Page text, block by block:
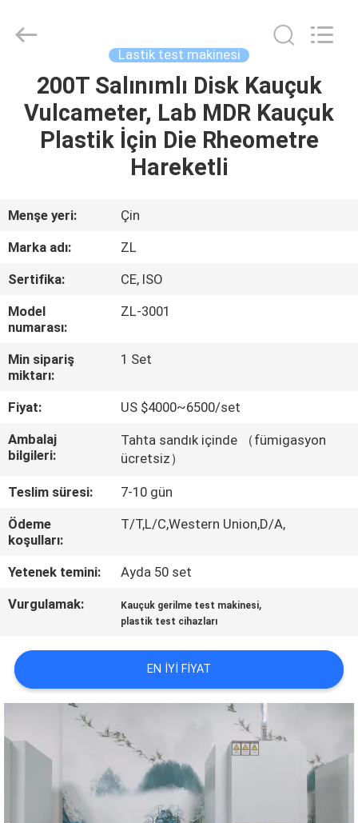
ÜRÜN:%
VİDEOLAR
FABRIKA
KALITE
KONTROL
ULAŞIN
HABERLER
BIR
ISTEĞI
VR
SHOW
SITEMAP
Technology
Lastik test makinesi
200T Salınımlı Disk Kauçuk
Vulcameter, Lab MDR Kauçuk
Plastik İçin Die Rheometre
Hareketli
Menşe yeri:
Çin
Marka adı:
ZL
Sertifika:
CE, ISO
Model
numarası:
ZL-3001
Min sipariş
miktarı:
1 Set
Fiyat:
US $4000~6500/set
Ambalaj
bilgileri:
Tahta sandık içinde （fümigasyon
ücretsiz）
Teslim süresi:
7-10 gün
Ödeme
koşulları:
T/T,L/C,Western Union,D/A,
Yetenek temini:
Ayda 50 set
Vurgulamak:
Kauçuk gerilme test makinesi,
plastik test cihazları
EN IYI FIYAT